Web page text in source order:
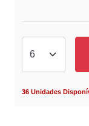
36 Unidades